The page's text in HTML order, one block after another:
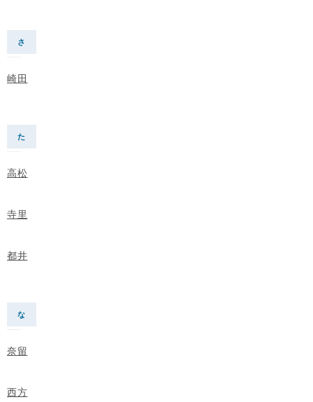
さ
崎田
た
高松
寺里
都井
な
奈留
西方